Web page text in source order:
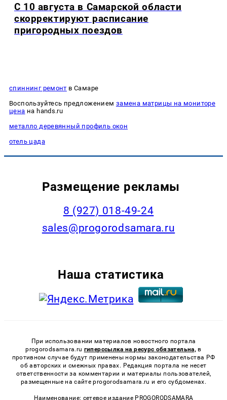
С 10 августа в Самарской области
скорректируют расписание
пригородных поездов
спиннинг ремонт в Самаре
Воспользуйтесь предложением замена матрицы на мониторе
цена на hands.ru
металло деревянный профиль окон
отель цада
Размещение рекламы
8 (927) 018-49-24
sales@progorodsamara.ru
Наша статистика
При использовании материалов новостного портала
progorodsamara.ru гиперссылка на ресурс обязательна, в
противном случае будут применены нормы законодательства РФ
об авторских и смежных правах. Редакция портала не несет
ответственности за комментарии и материалы пользователей,
размещенные на сайте progorodsamara.ru и его субдоменах.
Наименование: сетевое издание PROGORODSAMARA